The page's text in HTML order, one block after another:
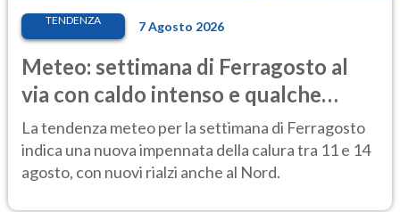
TENDENZA 7 Agosto 2026
Meteo: settimana di Ferragosto al
via con caldo intenso e qualche
temporale
La tendenza meteo per la settimana di Ferragosto
indica una nuova impennata della calura tra 11 e 14
agosto, con nuovi rialzi anche al Nord.